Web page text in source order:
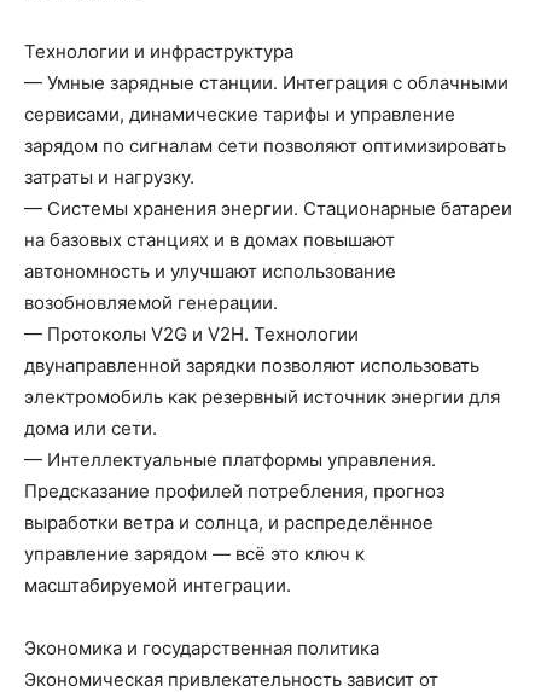
Технологии и инфраструктура
— Умные зарядные станции. Интеграция с облачными
сервисами, динамические тарифы и управление
зарядом по сигналам сети позволяют оптимизировать
затраты и нагрузку.
— Системы хранения энергии. Стационарные батареи
на базовых станциях и в домах повышают
автономность и улучшают использование
возобновляемой генерации.
— Протоколы V2G и V2H. Технологии
двунаправленной зарядки позволяют использовать
электромобиль как резервный источник энергии для
дома или сети.
— Интеллектуальные платформы управления.
Предсказание профилей потребления, прогноз
выработки ветра и солнца, и распределённое
управление зарядом — всё это ключ к
масштабируемой интеграции.
Экономика и государственная политика
Экономическая привлекательность зависит от